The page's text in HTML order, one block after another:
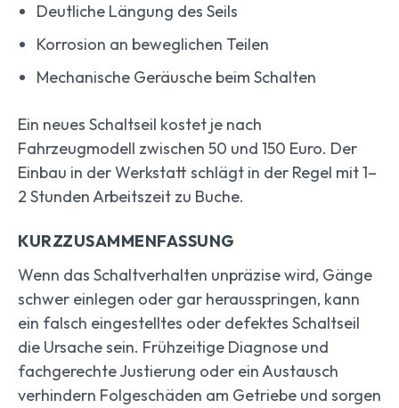
Deutliche Längung des Seils
Korrosion an beweglichen Teilen
Mechanische Geräusche beim Schalten
Ein neues Schaltseil kostet je nach
Fahrzeugmodell zwischen 50 und 150 Euro. Der
Einbau in der Werkstatt schlägt in der Regel mit 1–
2 Stunden Arbeitszeit zu Buche.
KURZZUSAMMENFASSUNG
Wenn das Schaltverhalten unpräzise wird, Gänge
schwer einlegen oder gar herausspringen, kann
ein falsch eingestelltes oder defektes Schaltseil
die Ursache sein. Frühzeitige Diagnose und
fachgerechte Justierung oder ein Austausch
verhindern Folgeschäden am Getriebe und sorgen